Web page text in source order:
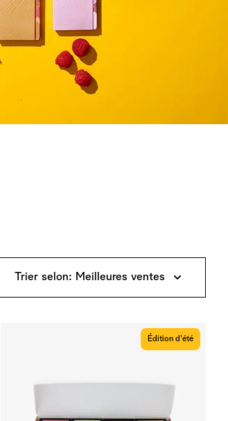
Trier selon: Meilleures ventes
Édition d'été